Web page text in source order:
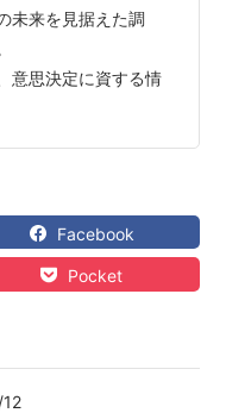
未来を見据えた調
意思決定に資する情
Facebook
Pocket